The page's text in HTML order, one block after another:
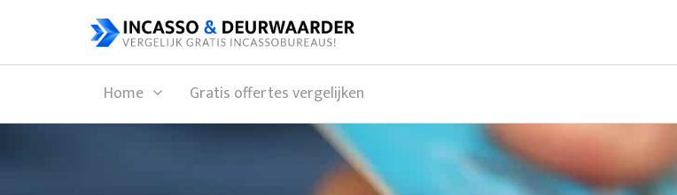
Home Gratis offertes vergelijken